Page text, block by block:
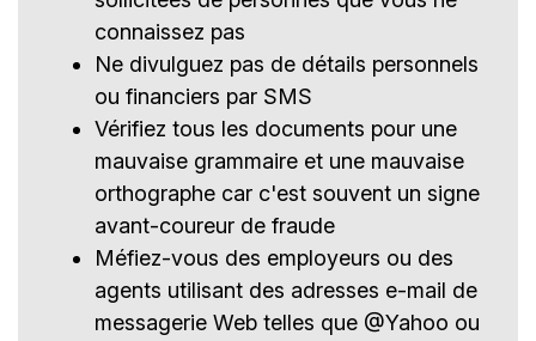
connaissez pas
Ne divulguez pas de détails personnels
ou financiers par SMS
Vérifiez tous les documents pour une
mauvaise grammaire et une mauvaise
orthographe car c'est souvent un signe
avant-coureur de fraude
Méfiez-vous des employeurs ou des
agents utilisant des adresses e-mail de
messagerie Web telles que @Yahoo ou